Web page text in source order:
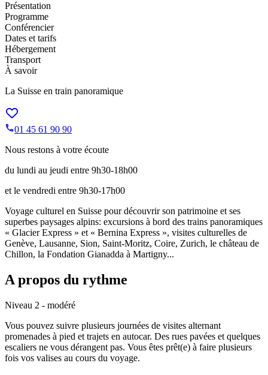
Présentation
Programme
Conférencier
Dates et tarifs
Hébergement
Transport
À savoir
La Suisse en train panoramique
01 45 61 90 90
Nous restons à votre écoute
du lundi au jeudi entre 9h30-18h00
et le vendredi entre 9h30-17h00
Voyage culturel en Suisse pour découvrir son patrimoine et ses
superbes paysages alpins: excursions à bord des trains panoramiques
« Glacier Express » et « Bernina Express », visites culturelles de
Genève, Lausanne, Sion, Saint-Moritz, Coire, Zurich, le château de
Chillon, la Fondation Gianadda à Martigny...
A propos du rythme
Niveau 2 - modéré
Vous pouvez suivre plusieurs journées de visites alternant
promenades à pied et trajets en autocar. Des rues pavées et quelques
escaliers ne vous dérangent pas. Vous êtes prêt(e) à faire plusieurs
fois vos valises au cours du voyage.